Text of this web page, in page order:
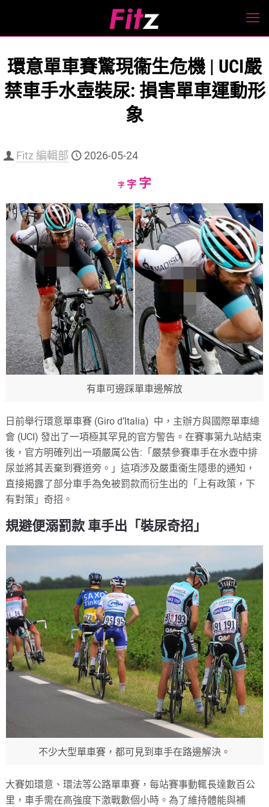
環意單車賽驚現衞生危機 | UCI嚴
禁車手水壺裝尿: 損害單車運動形
象
Fitz 編輯部 2026-05-24
字Decrease
size.
字Reset
size.
字Increase
size.
有車可邊踩單車邊解放
日前舉行環意單車賽 (Giro d’Italia) 中，主辦方與國際單車總
會 (UCI) 發出了一項極其罕見的官方警告。在賽事第九站結束
後，官方明確列出一項嚴厲公告:「嚴禁參賽車手在水壺中排
尿並將其丟棄到賽道旁。」這項涉及嚴重衞生隱患的通知，
直接揭露了部分車手為免被罰款而衍生出的「上有政策，下
有對策」奇招。
規避便溺罰款 車手出「裝尿奇招」
不少大型單車賽，都可見到車手在路邊解決。
大賽如環意、環法等公路單車賽，每站賽事動輒長達數百公
里，車手需在高強度下激戰數個小時。為了維持體能與補